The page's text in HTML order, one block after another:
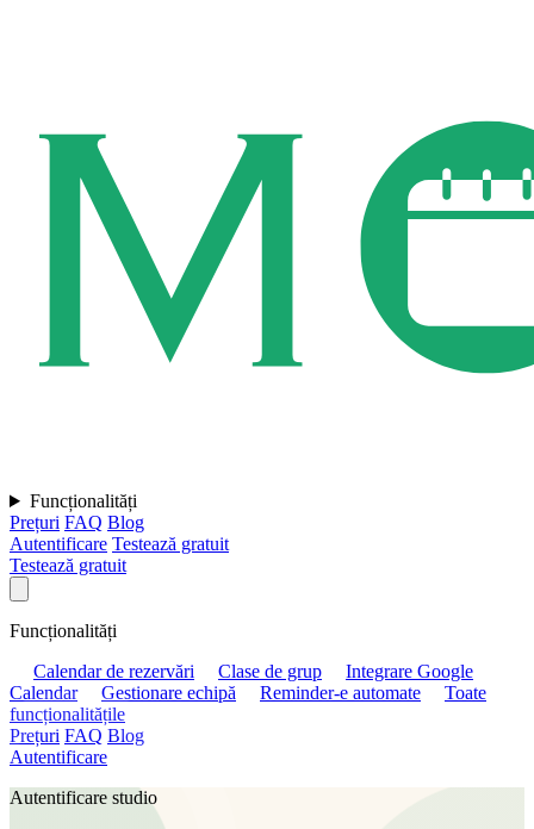
Funcționalități
Prețuri FAQ Blog
Autentificare Testează gratuit
Testează gratuit
Funcționalități
Calendar de rezervări
Clase de grup
Integrare Google
Calendar
Gestionare echipă Reminder-e automate
Toate
funcționalitățile
Prețuri FAQ Blog
Autentificare
Autentificare studio